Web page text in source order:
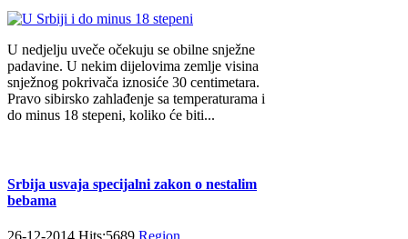
U nedjelju uveče očekuju se obilne snježne
padavine. U nekim dijelovima zemlje visina
snježnog pokrivača iznosiće 30 centimetara.
Pravo sibirsko zahlađenje sa temperaturama i
do minus 18 stepeni, koliko će biti...
Srbija usvaja specijalni zakon o nestalim
bebama
26-12-2014 Hits:5689 Region